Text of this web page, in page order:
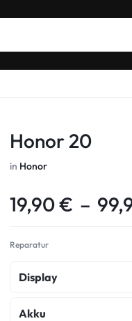
Honor 20
in Honor
19,90€ –
Reparatur
Display
Display Reparatur
Akku